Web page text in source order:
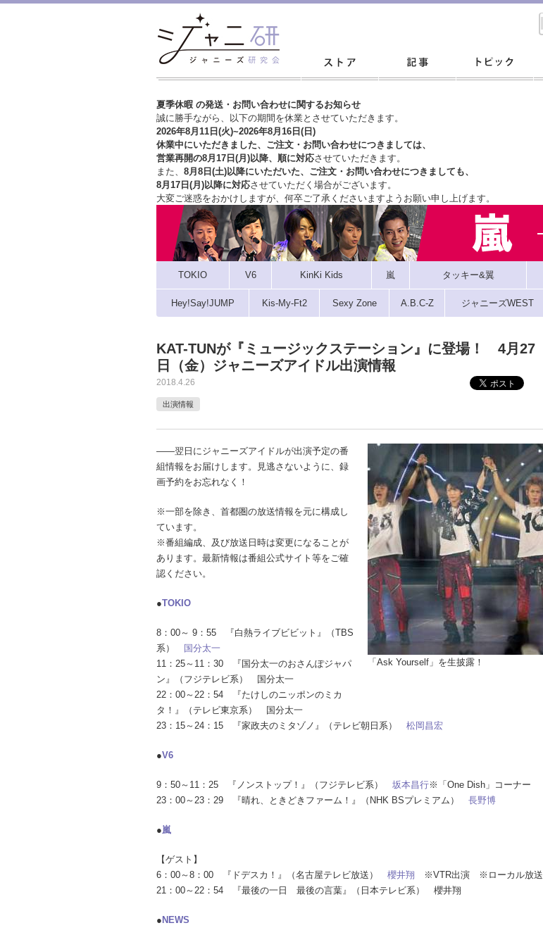
夏季休暇 の発送・お問い合わせに関するお知らせ
誠に勝手ながら、以下の期間を休業とさせていただきます。
2026年8月11日(火)~2026年8月16日(日)
休業中にいただきました、ご注文・お問い合わせにつきましては、
営業再開の8月17日(月)以降、順に対応させていただきます。
また、 8月8日(土)以降にいただいた、ご注文・ お問い合わせにつきましても、
8月17日(月)以降に対応させていただく場合がございます。
大変ご迷惑をおかけしますが、 何卒ご了承くださいますようお願い申し上げます。
TOKIO V6 KinKi Kids 嵐 タッキー&翼
Hey!Say!JUMP Kis-My-Ft2 Sexy Zone A.B.C-Z ジャニーズWEST
KAT-TUNが『ミュージックステーション』に登場！ 4月27
日（金）ジャニーズアイドル出演情報
2018.4.26
出演情報
「Ask Yourself」を生披露！
――翌日にジャニーズアイドルが出演予定の番
組情報をお届けします。見逃さないように、録
画予約をお忘れなく！
※一部を除き、首都圏の放送情報を元に構成し
ています。
※番組編成、及び放送日時は変更になることが
あります。最新情報は番組公式サイト等をご確
認ください。
●TOKIO
8：00～ 9：55 『白熱ライブビビット』（TBS
系）
国分太一
11：25～11：30 『国分太一のおさんぽジャパ
ン』（フジテレビ系） 国分太一
22：00～22：54 『たけしのニッポンのミカ
タ！』（テレビ東京系） 国分太一
23：15～24：15 『家政夫のミタゾノ』（テレビ朝日系） 松岡昌宏
●V6
9：50～11：25 『ノンストップ！』（フジテレビ系） 坂本昌行※「One Dish」コーナー
23：00～23：29 『晴れ、ときどきファーム！』（NHK BSプレミアム） 長野博
●嵐
【ゲスト】
6：00～8：00 『ドデスカ！』（名古屋テレビ放送） 櫻井翔 ※VTR出演 ※ローカル放送
21：00～22：54 『最後の一日 最後の言葉』（日本テレビ系） 櫻井翔
● NEWS